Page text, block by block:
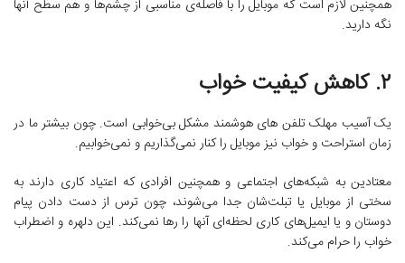
همچنین لازم است که موبایل را با فاصله‌ی مناسبی از چشم‌ها و هم سطح آنها
نگه دارید.
۲. کاهش کیفیت خواب
یک آسیب مهلک تلفن های هوشمند مشکل بی‌خوابی است. چون بیشتر ما در
زمان استراحت و خواب نیز موبایل را کنار نمی‌گذاریم و نمی‌خوابیم.
معتادین به شبکه‌های اجتماعی و همچنین افرادی که اعتیاد کاری دارند به
سختی از موبایل یا تبلت‌شان جدا می‌شوند، چون ترس از دست دادن پیام
دوستان و یا ایمیل‌های کاری لحظه‌ای آنها را رها نمی‌کند. این دلهره و اضطراب
خواب را حرام می‌کند.